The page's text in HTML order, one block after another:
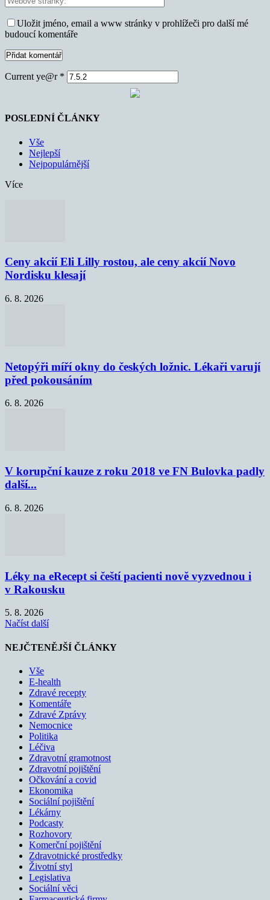
Uložit jméno, email a www stránky v prohlížeči pro další mé
budoucí komentáře
Current ye@r *
POSLEDNÍ ČLÁNKY
Vše
Nejlepší
Nejpopulárnější
Více
Ceny akcií Eli Lilly rostou, ale ceny akcií Novo
Nordisku klesají
6. 8. 2026
Netopýři míří okny do českých ložnic. Lékaři varují
před pokousáním
6. 8. 2026
V korupční kauze z roku 2018 ve FN Bulovka padly
další...
6. 8. 2026
Léky na eRecept si čeští pacienti nově vyzvednou i
v Rakousku
5. 8. 2026
Načíst další
NEJČTENĚJŠÍ ČLÁNKY
Vše
E-health
Zdravé recepty
Komentáře
Zdravé Zprávy
Nemocnice
Politika
Léčiva
Zdravotní gramotnost
Zdravotní pojištění
Očkování a covid
Ekonomika
Sociální pojištění
Lékárny
Podcasty
Rozhovory
Komerční pojištění
Zdravotnické prostředky
Životní styl
Legislativa
Sociální věci